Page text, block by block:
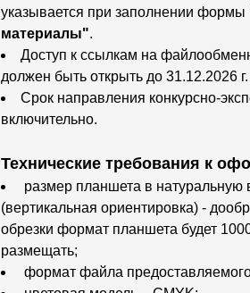
указывается при заполнении формы
материалы".
Доступ к ссылкам на
должен быть открыть до 31.12.2026 г.
Срок направления конкурсно-
включительно.
Технические требования к
размер планшета в натуральную
(вертикальная ориентировка) -
обрезки формат планшета будет
размещать;
формат файла предоставляемого